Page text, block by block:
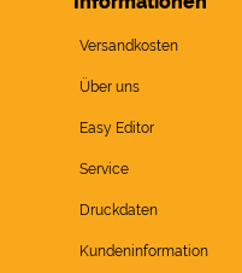
Versandkosten
Über uns
Easy Editor
Service
Druckdaten
Kundeninformation